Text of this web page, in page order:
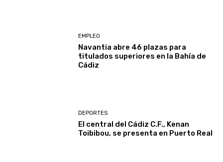
EMPLEO
Navantia abre 46 plazas para
titulados superiores en la Bahía de
Cádiz
DEPORTES
El central del Cádiz C.F., Kenan
Toibibou, se presenta en Puerto Real